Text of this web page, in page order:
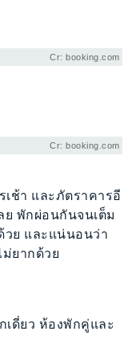
Cr: booking.com
Cr: booking.com
เช้า และภัตราคารอี
ย พักผ่อนกันจนเต็ม
วย และแน่นอนว่า
ม่ยากด้วย
ดี่ยว ห้องพักคู่และ